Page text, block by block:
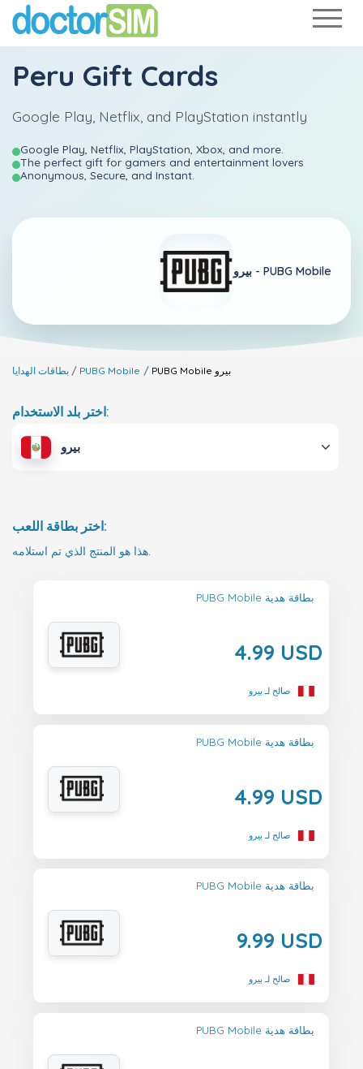
Peru Gift Cards
Google Play, Netflix, and PlayStation instantly
Google Play, Netflix, PlayStation, Xbox, and more.
The perfect gift for gamers and entertainment lovers
Anonymous, Secure, and Instant.
بيرو - PUBG Mobile
بطاقات الهدايا PUBG Mobile PUBG Mobile بيرو
اختر بلد الاستخدام:
بيرو
اختر بطاقة اللعب:
هذا هو المنتج الذي تم استلامه.
PUBG Mobile بطاقة هدية
4.99 USD
صالح لـ بيرو
PUBG Mobile بطاقة هدية
4.99 USD
صالح لـ بيرو
PUBG Mobile بطاقة هدية
9.99 USD
صالح لـ بيرو
PUBG Mobile بطاقة هدية